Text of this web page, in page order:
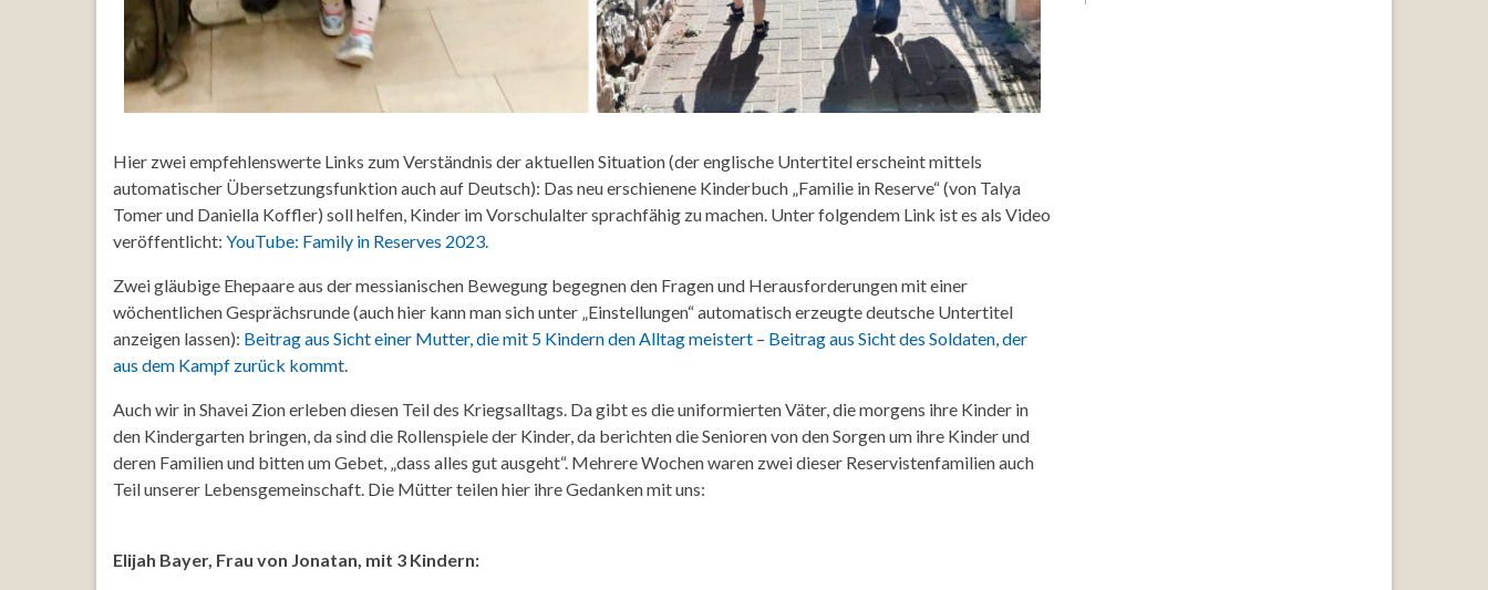
Hier zwei empfehlenswerte Links zum Verständnis der aktuellen Situation (der englische Untertitel erscheint mittels
automatischer Übersetzungsfunktion auch auf Deutsch): Das neu erschienene Kinderbuch „Familie in Reserve“ (von Talya
Tomer und Daniella Koffler) soll helfen, Kinder im Vorschulalter sprachfähig zu machen. Unter folgendem Link ist es als Video
veröffentlicht: YouTube: Family in Reserves 2023.
Zwei gläubige Ehepaare aus der messianischen Bewegung begegnen den Fragen und Herausforderungen mit einer
wöchentlichen Gesprächsrunde (auch hier kann man sich unter „Einstellungen“ automatisch erzeugte deutsche Untertitel
anzeigen lassen): Beitrag aus Sicht einer Mutter, die mit 5 Kindern den Alltag meistert – Beitrag aus Sicht des Soldaten, der
aus dem Kampf zurück kommt.
Auch wir in Shavei Zion erleben diesen Teil des Kriegsalltags. Da gibt es die uniformierten Väter, die morgens ihre Kinder in
den Kindergarten bringen, da sind die Rollenspiele der Kinder, da berichten die Senioren von den Sorgen um ihre Kinder und
deren Familien und bitten um Gebet, „dass alles gut ausgeht“. Mehrere Wochen waren zwei dieser Reservistenfamilien auch
Teil unserer Lebensgemeinschaft. Die Mütter teilen hier ihre Gedanken mit uns:
Elijah Bayer, Frau von Jonatan, mit 3 Kindern: